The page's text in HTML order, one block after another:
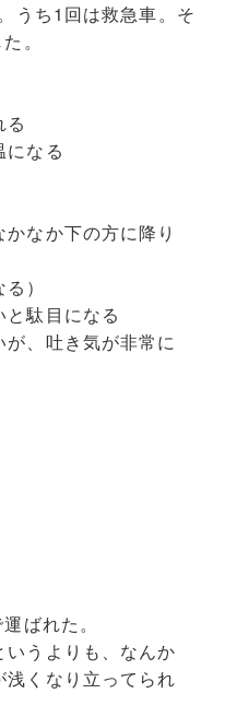
うち1回は救急車。そ
。
る
になる
なか下の方に降り
）
駄目になる
、吐き気が非常に
ばれた。
うよりも、なんか
くなり立ってられ